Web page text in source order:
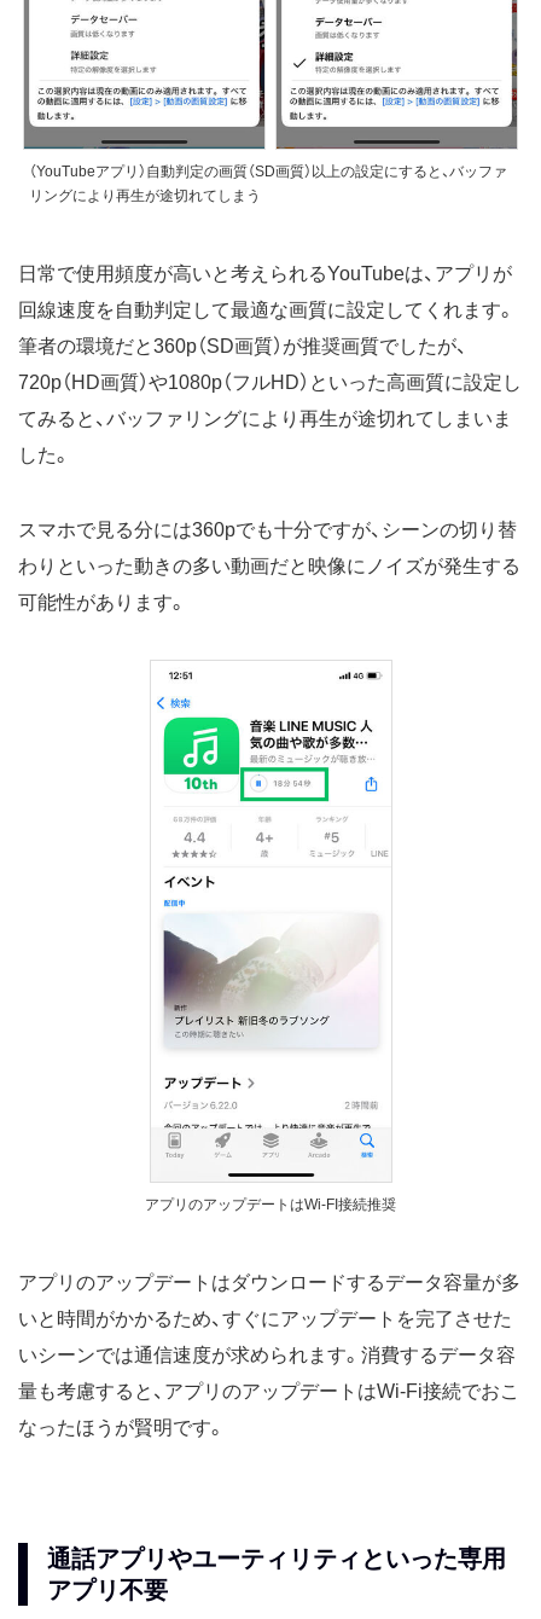
（YouTubeアプリ）自動判定の画質（SD画質）以上の設定にすると、バッファ
リングにより再生が途切れてしまう
日常で使用頻度が高いと考えられるYouTubeは、アプリが
回線速度を自動判定して最適な画質に設定してくれます。
筆者の環境だと360p（SD画質）が推奨画質でしたが、
720p（HD画質）や1080p（フルHD）といった高画質に設定し
てみると、バッファリングにより再生が途切れてしまいま
した。
スマホで見る分には360pでも十分ですが、シーンの切り替
わりといった動きの多い動画だと映像にノイズが発生する
可能性があります。
アプリのアップデートはWi-FI接続推奨
アプリのアップデートはダウンロードするデータ容量が多
いと時間がかかるため、すぐにアップデートを完了させた
いシーンでは通信速度が求められます。消費するデータ容
量も考慮すると、アプリのアップデートはWi-Fi接続でおこ
なったほうが賢明です。
通話アプリやユーティリティといった専用
アプリ不要